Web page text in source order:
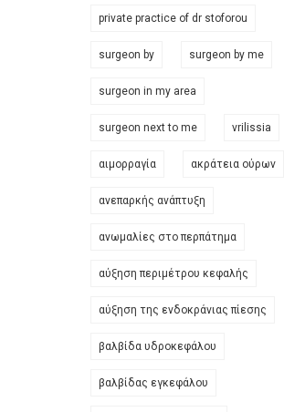
private practice of dr stoforou
surgeon by surgeon by me
surgeon in my area
surgeon next to me vrilissia
αιμορραγία ακράτεια ούρων
ανεπαρκής ανάπτυξη
ανωμαλίες στο περπάτημα
αύξηση περιμέτρου κεφαλής
αύξηση της ενδοκράνιας πίεσης
βαλβίδα υδροκεφάλου
βαλβίδας εγκεφάλου